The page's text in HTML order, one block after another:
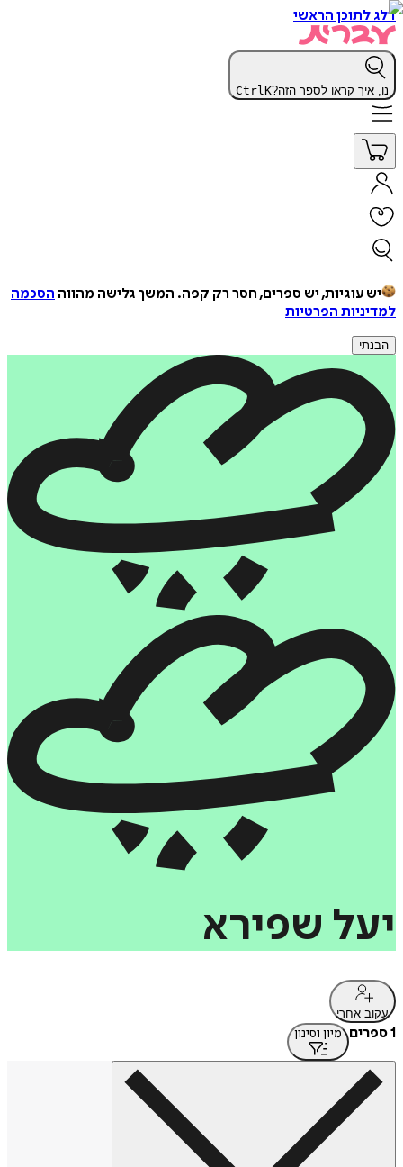
דלג לתוכן הראשי
נו, איך קראו לספר הזה? CtrlK
יש עוגיות, יש ספרים, חסר רק קפה. המשך גלישה מהווה הסכמה
למדיניות הפרטיות
הבנתי
יעל שפירא
עקוב אחרי
1 ספרים מיון וסינון